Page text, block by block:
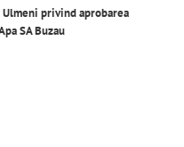
privind aprobarea
SA Buzau